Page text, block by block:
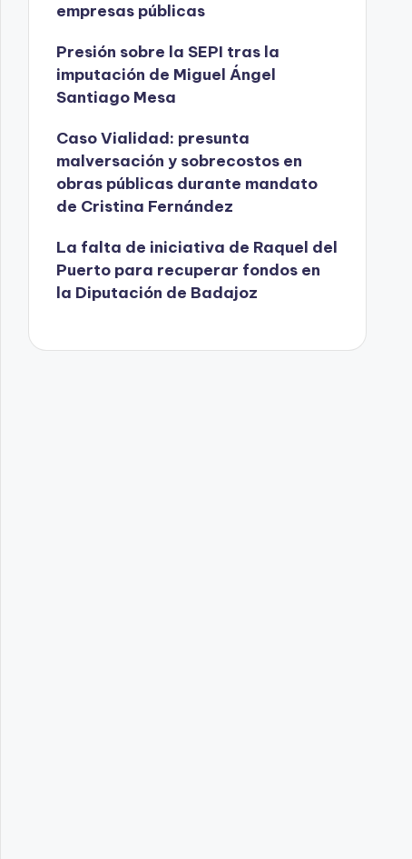
empresas públicas
Presión sobre la SEPI tras la
imputación de Miguel Ángel
Santiago Mesa
Caso Vialidad: presunta
malversación y sobrecostos en
obras públicas durante mandato
de Cristina Fernández
La falta de iniciativa de Raquel del
Puerto para recuperar fondos en
la Diputación de Badajoz